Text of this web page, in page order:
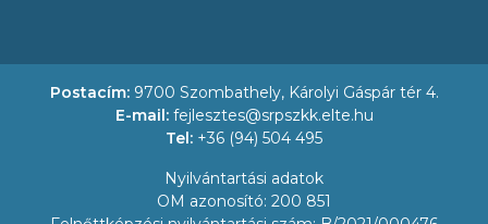
Postacím: 9700 Szombathely, Károlyi Gáspár tér 4.
E-mail: fejlesztes@srpszkk.elte.hu
Tel: +36 (94) 504 495
Nyilvántartási adatok
OM azonosító: 200 851